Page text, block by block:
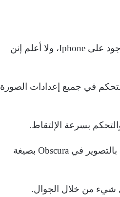
وهو لمن يحبون التصوير، ويعطيك تحكماً كاملاً بالصورة وهو موجود على Iphone، ولا أعلم إنن
في جميع إعدادات الصورة
فبالتالي تخرج بصور رهيبة جداً من خلال هذا التطبيق. فأنا اقوم بالتصوير في Obscura بصيغة
شيء من خلال الجوال.